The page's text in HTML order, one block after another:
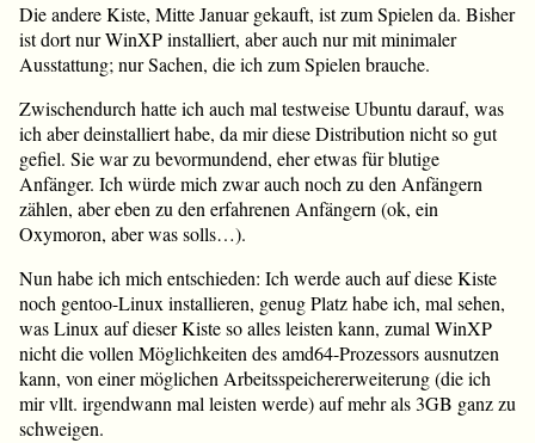
Die andere Kiste, Mitte Januar gekauft, ist zum Spielen da. Bisher
ist dort nur WinXP installiert, aber auch nur mit minimaler
Ausstattung; nur Sachen, die ich zum Spielen brauche.
Zwischendurch hatte ich auch mal testweise Ubuntu darauf, was
ich aber deinstalliert habe, da mir diese Distribution nicht so gut
gefiel. Sie war zu bevormundend, eher etwas für blutige
Anfänger. Ich würde mich zwar auch noch zu den Anfängern
zählen, aber eben zu den erfahrenen Anfängern (ok, ein
Oxymoron, aber was solls…).
Nun habe ich mich entschieden: Ich werde auch auf diese Kiste
noch gentoo-Linux installieren, genug Platz habe ich, mal sehen,
was Linux auf dieser Kiste so alles leisten kann, zumal WinXP
nicht die vollen Möglichkeiten des amd64-Prozessors ausnutzen
kann, von einer möglichen Arbeitsspeichererweiterung (die ich
mir vllt. irgendwann mal leisten werde) auf mehr als 3GB ganz zu
schweigen.